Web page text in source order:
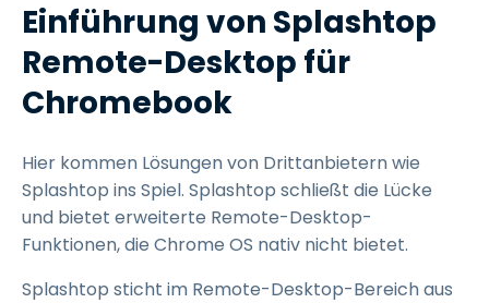
Einführung von Splashtop
Remote-Desktop für
Chromebook
Hier kommen Lösungen von Drittanbietern wie
Splashtop ins Spiel. Splashtop schließt die Lücke
und bietet erweiterte Remote-Desktop-
Funktionen, die Chrome OS nativ nicht bietet.
Splashtop sticht im Remote-Desktop-Bereich aus